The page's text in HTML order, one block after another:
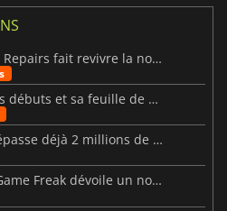
ReStory : Chill Electronics Repairs fait revivre la nostalgie des années 2000
MARVEL Tōkon dévoile ses débuts et sa feuille de route
Resident Evil: Veronica dépasse déjà 2 millions de wishlists
Beast of Reincarnation : Game Freak dévoile un nouveau pari